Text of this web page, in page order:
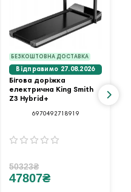
БЕЗКОШТОВНА ДОСТАВКА
Відправимо 27.08.2026
Бігова доріжка
електрична King Smith
Z3 Hybrid+
6970492718919
50323₴
47807₴